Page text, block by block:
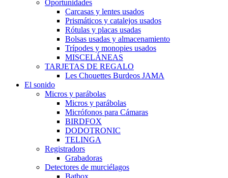
Oportunidades
Carcasas y lentes usados
Prismáticos y catalejos usados
Rótulas y placas usadas
Bolsas usadas y almacenamiento
Trípodes y monopies usados
MISCELÁNEAS
TARJETAS DE REGALO
Les Chouettes Burdeos JAMA
El sonido
Micros y parábolas
Micros y parábolas
Micrófonos para Cámaras
BIRDFOX
DODOTRONIC
TELINGA
Registradors
Grabadoras
Detectores de murciélagos
Batbox